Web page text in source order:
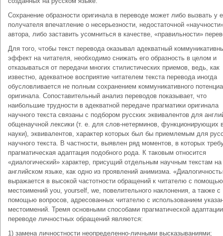
Сохранение образности оригинала в переводе может либо вызвать у
получателя впечатление о несерьезности, недостаточной
автора, либо заставить усомниться в качестве, «правильности»
Для того, чтобы текст перевода оказывал адекватный
эффект на читателя, необходимо снижать его образность в целом и
отказываться от передачи многих стилистических приемов, ведь, как
известно, адекватное восприятие читателем текста перевода иногда
обусловливается не полным сохранением коммуникативного
оригинала. Сопоставительный анализ переводов показывает, что
наибольшие трудности в адекватной передаче прагматики оригинала
научного текста связаны с подбором русских эквивалентов для
общенаучной лексики (т. е. для слов-нетерминов, функционирующих
науки), эквивалентов, характер которых был бы приемлемым для
научного текста. В частности, выявлен ряд моментов, в которых
прагматическая адаптация подобного рода. К таковым относится
«диалогический» характер, присущий отдельным научным текстам на
английском языке, как одно из проявлений анимизма.
выражается в высокой частотности обращений к читателю с помощью
местоимений you, yourself, we, повелительного наклонения, а также с
помощью вопросов, адресованных читателю с использованием
местоимений. Тремя основными способами прагматической
переводе личностных обращений являются:
1) замена личностности неопределенно-личными высказываниями;